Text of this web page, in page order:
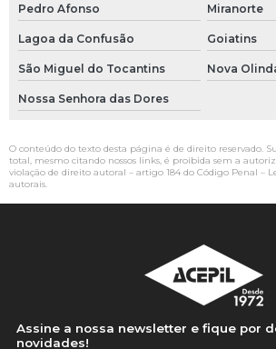
Pedro Afonso Miranorte
Lagoa da Confusão Goiatins
São Miguel do Tocantins Nova
Nossa Senhora das Dores
O conteúdo do texto desta página é de direito reservado.
total, mesmo citando nossos links, é proibida sem a
violação de direito autoral – artigo 184 do Código Penal –
autorais.
Assine a nossa newsletter e fique por
novidades!